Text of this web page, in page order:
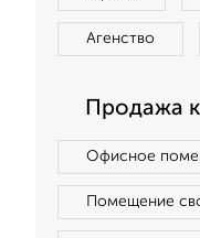
Агенство
Продажа
Офисное
Помещение